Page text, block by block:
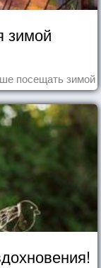
зимой
посещать зимой